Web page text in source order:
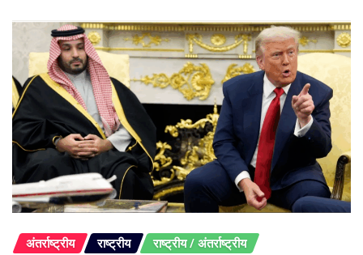
अंतर्राष्ट्रीय राष्ट्रीय राष्ट्रीय / अंतर्राष्ट्रीय